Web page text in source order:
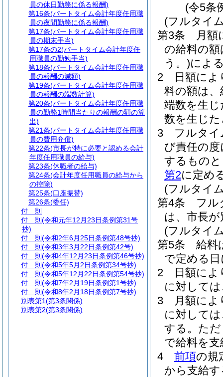
(令5条
(フルタイ
第3条
月額
の給料の額
う。)によ
2
日額に
料の額は
端数を生
数を生じ
3
フルタイ
び責任の
するもの
第2に定め
(フルタイ
第4条
フル
は、市長
(フルタイ
第5条
給料
で定める
2
日額に
に対して
3
月額に
に対して
する。 た
で給料を
4
前項の規
から支給
員の休日勤務に係る報酬)
第16条(パートタイム会計年度任用職
員の夜間勤務に係る報酬)
第17条(パートタイム会計年度任用職
員の期末手当)
第17条の2(パートタイム会計年度任
用職員の勤勉手当)
第18条(パートタイム会計年度任用職
員の報酬の減額)
第19条(パートタイム会計年度任用職
員の報酬の端数計算)
第20条(パートタイム会計年度任用職
員の勤務1時間当たりの報酬の額の算
出)
第21条(パートタイム会計年度任用職
員の費用弁償)
第22条(市長が特に必要と認める会計
年度任用職員の給与)
第23条(休職者の給与)
第24条(会計年度任用職員の給与から
の控除)
第25条(口座振替)
第26条(委任)
付 則
付 則 (令和元年12月23日条例第31号
抄)
付 則 (令和2年6月25日条例第48号抄)
付 則 (令和3年3月22日条例第42号)
付 則 (令和4年12月23日条例第46号抄)
付 則 (令和5年5月2日条例第34号抄)
付 則 (令和5年12月22日条例第54号抄)
付 則 (令和7年2月19日条例第1号抄)
付 則 (令和8年2月18日条例第7号抄)
別表第1(第3条関係)
別表第2(第3条関係)